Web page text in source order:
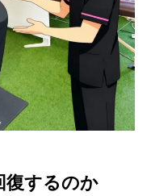
復するのか